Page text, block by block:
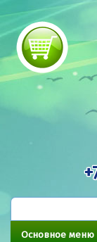
Основное меню